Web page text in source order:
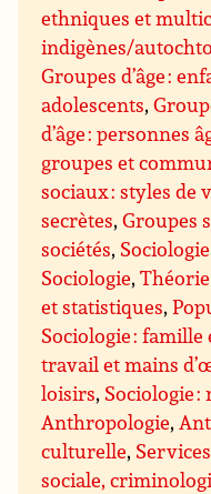
ethniques et
indigènes/
Groupes d’âge :
adolescents,
d’âge : personnes
groupes et
sociaux : styles de
secrètes,Groupes
sociétés,
Sociologie,
et statistiques,
Sociologie :
travail et mains
loisirs, Sociologie
Anthropologie,
culturelle,
sociale,